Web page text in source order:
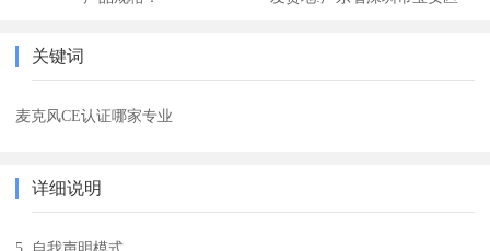
关键词
麦克风CE认证哪家专业
详细说明
5. 自我声明模式